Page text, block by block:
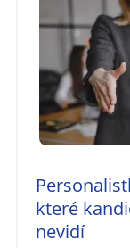
které
nevidí